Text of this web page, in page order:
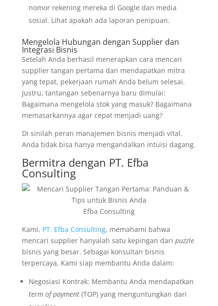
nomor rekening mereka di Google dan media
sosial. Lihat apakah ada laporan penipuan.
Mengelola Hubungan dengan Supplier dan
Integrasi Bisnis
Setelah Anda berhasil menerapkan cara mencari
supplier tangan pertama dan mendapatkan mitra
yang tepat, pekerjaan rumah Anda belum selesai.
Justru, tantangan sebenarnya baru dimulai:
Bagaimana mengelola stok yang masuk? Bagaimana
memasarkannya agar cepat menjadi uang?
Di sinilah peran manajemen bisnis menjadi vital.
Anda tidak bisa hanya mengandalkan intuisi dagang.
Bermitra dengan PT. Efba
Consulting
Efba Consulting
Kami, PT. Efba Consulting, memahami bahwa
mencari supplier hanyalah satu kepingan dari puzzle
bisnis yang besar. Sebagai konsultan bisnis
terpercaya, Kami siap membantu Anda dalam:
Negosiasi Kontrak: Membantu Anda mendapatkan
term of payment(TOP) yang menguntungkan dari